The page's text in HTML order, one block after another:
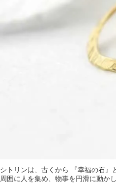
シトリンは、古くから 『幸福の石』
周囲に人を集め、物事を円滑に動か